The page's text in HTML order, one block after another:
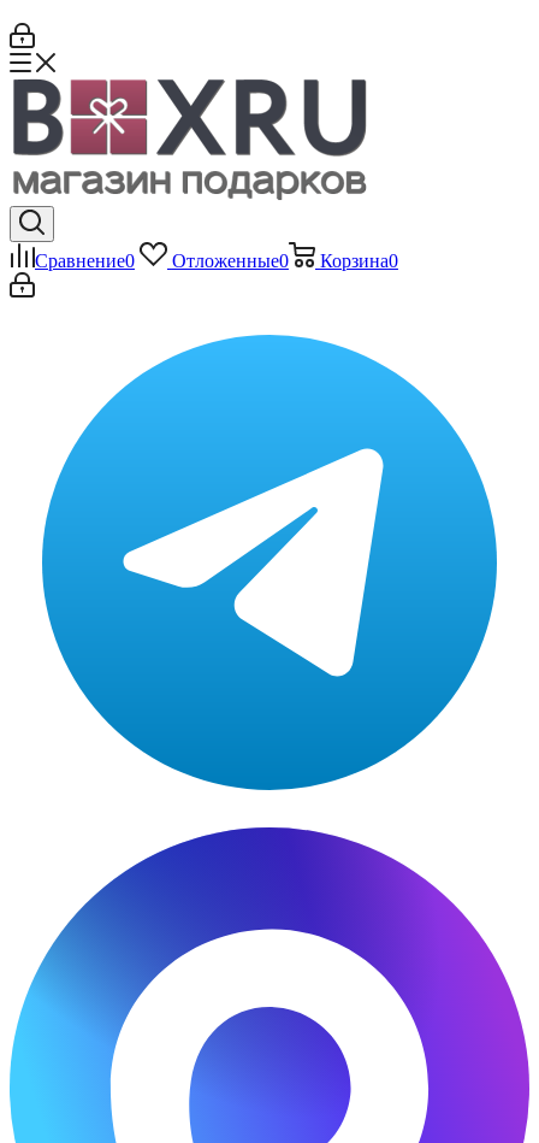
Сравнение0 Отложенные0 Корзина0